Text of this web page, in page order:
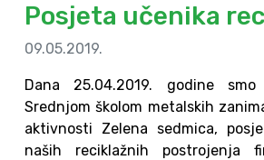
Posjeta učenika
09.05.2019.
Dana 25.04.2019. godine
Srednjom školom metalskih
aktivnosti Zelena sedmica,
naših reciklažnih postrojenja